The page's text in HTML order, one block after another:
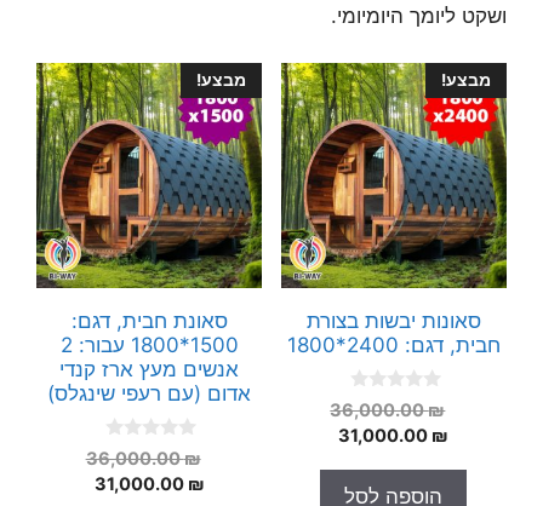
ושקט ליומך היומיומי.
מבצע!
סאונות יבשות בצורת
חבית, דגם: 2400*1800
0
o
u
o
f
36,000.00₪
המחיר
31,000.00 ₪
המחיר
הוספה לסל
מבצע!
סאונת חבית, דגם:
1500*1800 עבור: 2
אנשים מעץ ארז קנדי
אדום (עם רעפי שינגלס)
0
o
u
36,000.00₪
המחיר
31,000.00 ₪
המחיר